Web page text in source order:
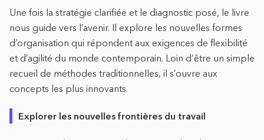
Une fois la stratégie clarifiée et le diagnostic posé, le livre
nous guide vers l’avenir. Il explore les nouvelles formes
d’organisation qui répondent aux exigences de flexibilité
et d’agilité du monde contemporain. Loin d’être un simple
recueil de méthodes traditionnelles, il s’ouvre aux
concepts les plus innovants.
Explorer les nouvelles frontières du travail